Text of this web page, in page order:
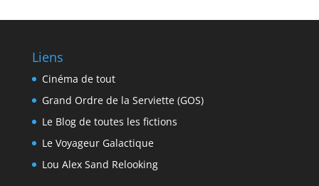
Liens
Cinéma de tout
Grand Ordre de la Serviette (GOS)
Le Blog de toutes les fictions
Le Voyageur Galactique
Lou Alex Sand Relooking